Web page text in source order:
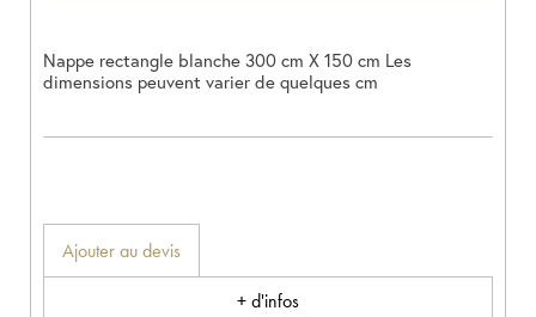
Nappe rectangle blanche 300 cm X 150 cm Les
dimensions peuvent varier de quelques cm
Ajouter au devis
+ d'infos